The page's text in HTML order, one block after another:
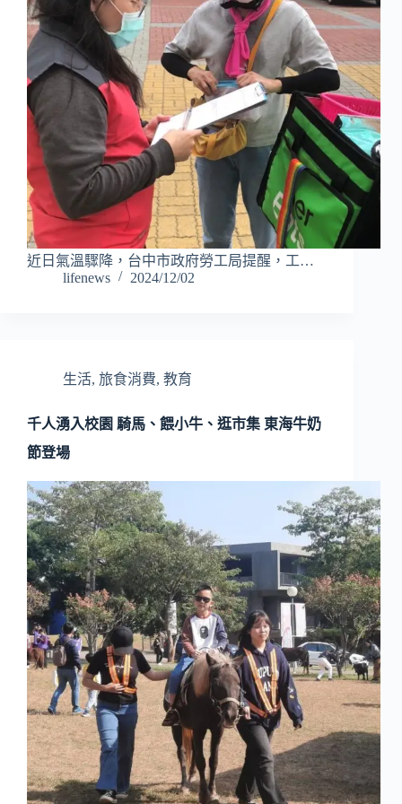
近日氣溫驟降，台中市政府勞工局提醒，工…
lifenews
2024/12/02
生活, 旅食消費, 教育
千人湧入校園 騎馬、餵小牛、逛市集 東海牛奶
節登場